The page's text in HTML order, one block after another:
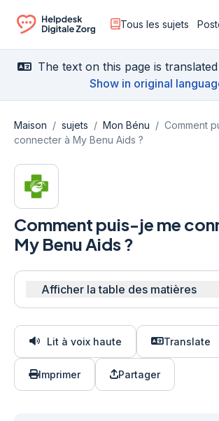
Ga naar de homepagina
Tous les sujets
The text on this page is
Show in original
Maison / sujets / Mon Bénu / Comment
connecter à My Benu Aids ?
Comment puis-je me
My Benu Aids ?
Afficher la table des matières
Lit à voix haute Translate
Imprimer Partager